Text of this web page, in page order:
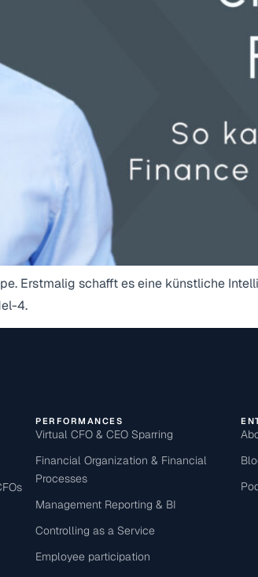
Erstmalig schafft es eine künstliche
4.
PERFORMANCES
Virtual CFO & CEO Sparring
Financial Organization & Financial
Processes
Management Reporting & BI
Controlling as a Service
Employee participation